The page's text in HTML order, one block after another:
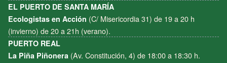
EL PUERTO DE SANTA MARÍA
Ecologistas en Acción (C/ Misericordia 31) de 19 a 20 h
(invierno) de 20 a 21h (verano).
PUERTO REAL
La Piña Piñonera (Av. Constitución, 4) de 18:00 a 18:30 h.